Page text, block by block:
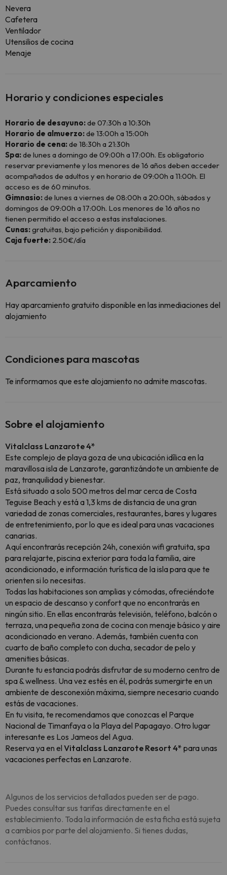
Nevera
Cafetera
Ventilador
Utensilios de cocina
Menaje
Horario y condiciones especiales
Horario de desayuno:de 07:30h a 10:30h
Horario de almuerzo:de 13:00h a 15:00h
Horario de cena:de 18:30h a 21:30h
Spa:de lunes a domingo de 09:00h a 17:00h. Es obligatorio
reservar previamente y los menores de 16 años deben acceder
acompañados de adultos y en horario de 09:00h a 11:00h. El
acceso es de 60 minutos.
Gimnasio:de lunes a viernes de 08:00h a 20:00h, sábados y
domingos de 09:00h a 17:00h. Los menores de 16 años no
tienen permitido el acceso a estas instalaciones.
Cunas:gratuitas, bajo petición y disponibilidad.
Caja fuerte: 2.50€/día
Aparcamiento
Hay aparcamiento gratuito disponible en las inmediaciones del
alojamiento
Condiciones para mascotas
Te informamos que este alojamiento no admite mascotas.
Sobre el alojamiento
Vitalclass Lanzarote 4*
Este complejo de playa goza de una ubicación idílica en la
maravillosa isla de Lanzarote, garantizándote un ambiente de
paz, tranquilidad y bienestar.
Está situado a solo 500 metros del mar cerca de Costa
Teguise Beach y está a 1,3 kms de distancia de una gran
variedad de zonas comerciales, restaurantes, bares y lugares
de entretenimiento, por lo que es ideal para unas vacaciones
canarias.
Aquí encontrarás recepción 24h, conexión wifi gratuita, spa
para relajarte, piscina exterior para toda la familia, aire
acondicionado, e información turística de la isla para que te
orienten si lo necesitas.
Todas las habitaciones son amplias y cómodas, ofreciéndote
un espacio de descanso y confort que no encontrarás en
ningún sitio. En ellas encontrarás televisión, teléfono, balcón o
terraza, una pequeña zona de cocina con menaje básico y aire
acondicionado en verano. Además, también cuenta con
cuarto de baño completo con ducha, secador de pelo y
amenities básicas.
Durante tu estancia podrás disfrutar de su moderno centro de
spa & wellness. Una vez estés en él, podrás sumergirte en un
ambiente de desconexión máxima, siempre necesario cuando
estás de vacaciones.
En tu visita, te recomendamos que conozcas el Parque
Nacional de Timanfaya o la Playa del Papagayo. Otro lugar
interesante es Los Jameos del Agua.
Reserva ya en el Vitalclass Lanzarote Resort 4* para unas
vacaciones perfectas en Lanzarote.
Algunos de los servicios detallados pueden ser de pago.
Puedes consultar sus tarifas directamente en el
establecimiento. Toda la información de esta ficha está sujeta
a cambios por parte del alojamiento. Si tienes dudas,
contáctanos.